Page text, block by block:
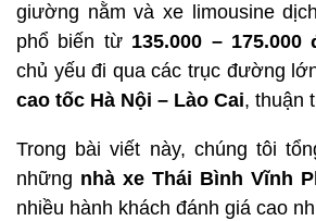
giường nằm và xe limousine
phổ biến từ 135.000 – 175.000
chủ yếu đi qua các trục đường
cao tốc Hà Nội – Lào Cai, thuận
Trong bài viết này, chúng tôi
những nhà xe Thái Bình Vĩnh
nhiều hành khách đánh giá cao